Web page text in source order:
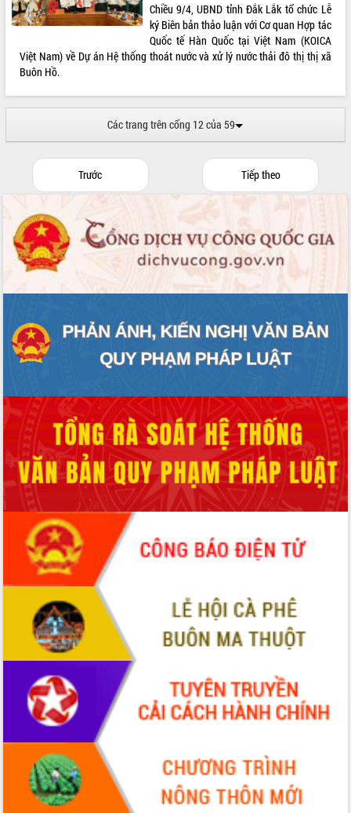
Chiều 9/4, UBND tỉnh Đắk Lắk tổ chức Lễ
ký Biên bản thảo luận với Cơ quan Hợp tác
Quốc tế Hàn Quốc tại Việt Nam (KOICA
Việt Nam) về Dự án Hệ thống thoát nước và xử lý nước thải đô thị thị xã
Buôn Hồ.
Các trang trên cổng 12 của 59
Trước Tiếp theo